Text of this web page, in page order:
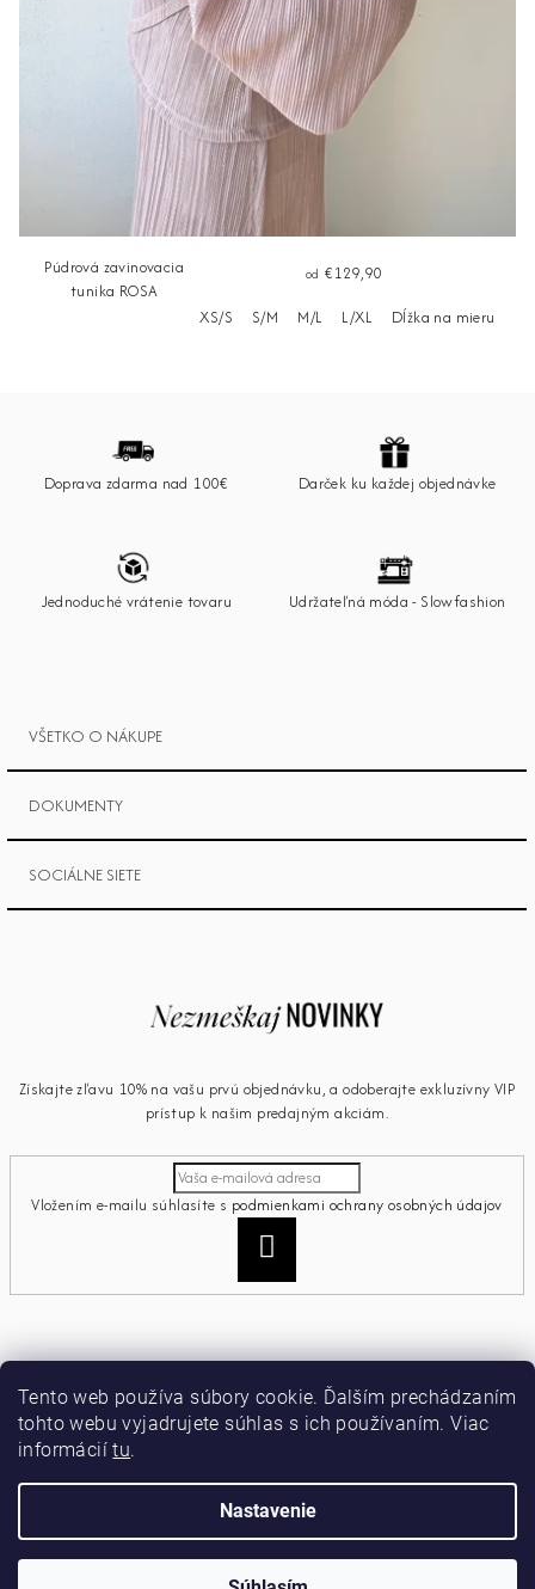
Tento web používa súbory cookie. Ďalším prechádzaním
tohto webu vyjadrujete súhlas s ich používaním. Viac
informáciítu.
Nastavenie
Púdrová zavinovacia
tunika ROSA
od €129,90
XS/S
S/M M/L L/XL Dĺžka na mieru
Doprava zdarma nad 100€ Darček ku každej objednávke
Jednoduché vrátenie tovaru Udržateľná móda - Slowfashion
VŠETKO O NÁKUPE
DOKUMENTY
SOCIÁLNE SIETE
Získajte zľavu 10% na vašu prvú objednávku, a odoberajte exkluzívny VIP
prístup k našim predajným akciám.
Vložením e-mailu súhlasíte s podmienkami ochrany osobných údajov
Ako nakupovať
Obchodné podmienky
Podmienky ochrany osobných údajov
Copyright 2026miamiacollection. Všetky práva vyhradené.